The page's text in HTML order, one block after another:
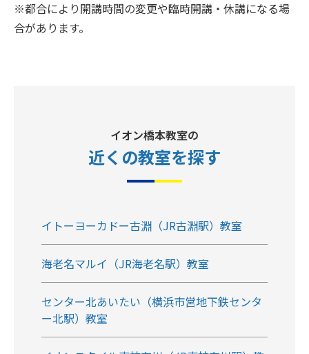
※都合により開講時間の変更や臨時開講・休講になる場
合があります。
イオン橋本教室の
近くの教室を探す
イトーヨーカドー古淵（JR古淵駅）教室
海老名マルイ（JR海老名駅）教室
センター北あいたい（横浜市営地下鉄センタ
ー北駅）教室